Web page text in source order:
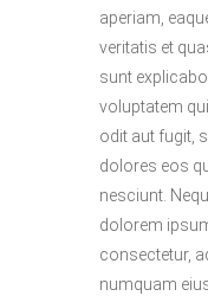
aperiam,
veritatis et
sunt
voluptatem
odit aut fugit,
dolores eos
nesciunt.
dolorem
consectetur,
numquam